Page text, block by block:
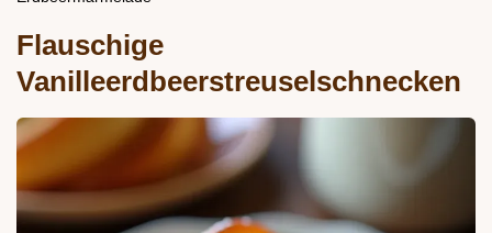
Flauschige
Vanilleerdbeerstreuselschnecken